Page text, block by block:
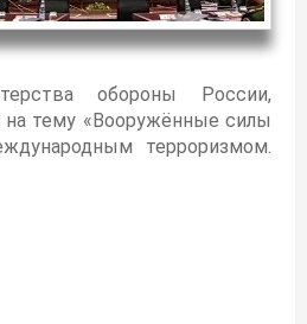
обороны России,
тему «Вооружённые силы
терроризмом.